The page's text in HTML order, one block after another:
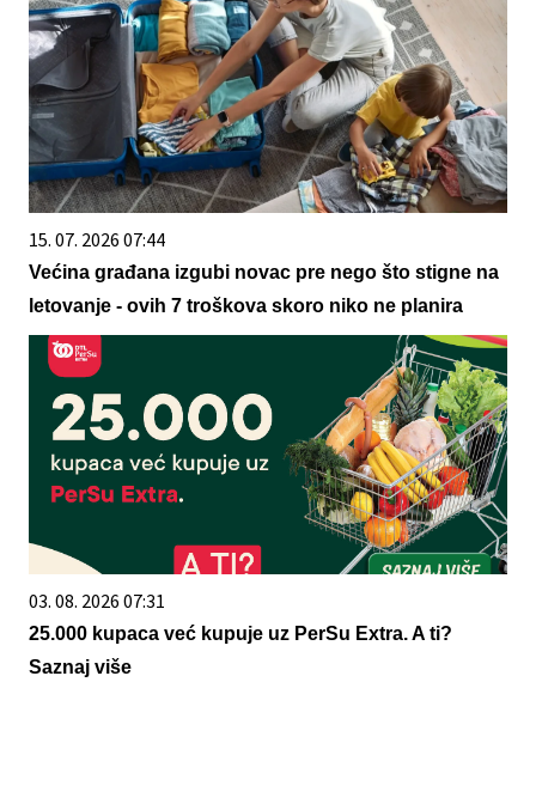
15. 07. 2026 07:44
Većina građana izgubi novac pre nego što stigne na
letovanje - ovih 7 troškova skoro niko ne planira
03. 08. 2026 07:31
25.000 kupaca već kupuje uz PerSu Extra. A ti?
Saznaj više